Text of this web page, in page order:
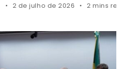
2 de julho de 2026 2 mins